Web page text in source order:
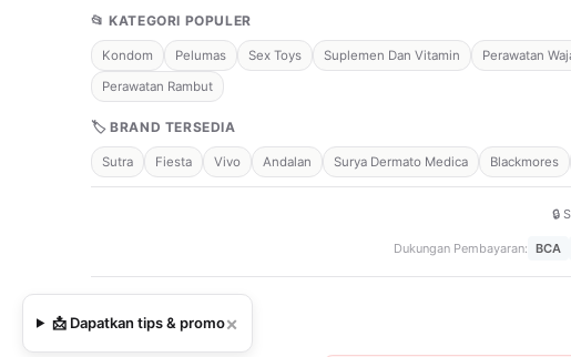
📂 KATEGORI POPULER
Kondom Pelumas Sex Toys Suplemen Dan Vitamin Perawatan
Perawatan Rambut
🏷 BRAND TERSEDIA
Sutra Fiesta Vivo Andalan Surya Dermato Medica Blackmores
🔒
Dukungan Pembayaran: BCA
📩 Dapatkan tips & promo×